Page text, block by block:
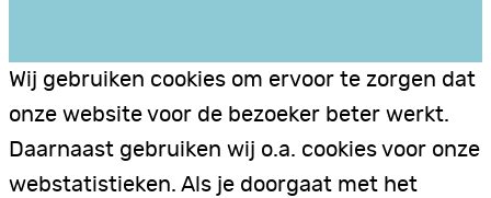
Wij gebruiken cookies om ervoor te zorgen dat
onze website voor de bezoeker beter werkt.
Daarnaast gebruiken wij o.a. cookies voor onze
webstatistieken. Als je doorgaat met het